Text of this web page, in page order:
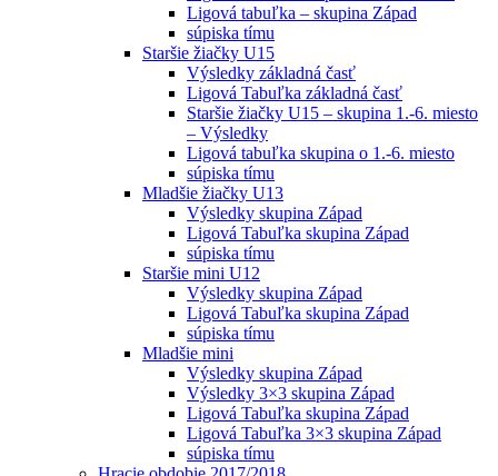
Ligová tabuľka – skupina Západ
súpiska tímu
Staršie žiačky U15
Výsledky základná časť
Ligová Tabuľka základná časť
Staršie žiačky U15 – skupina 1.-6. miesto
– Výsledky
Ligová tabuľka skupina o 1.-6. miesto
súpiska tímu
Mladšie žiačky U13
Výsledky skupina Západ
Ligová Tabuľka skupina Západ
súpiska tímu
Staršie mini U12
Výsledky skupina Západ
Ligová Tabuľka skupina Západ
súpiska tímu
Mladšie mini
Výsledky skupina Západ
Výsledky 3×3 skupina Západ
Ligová Tabuľka skupina Západ
Ligová Tabuľka 3×3 skupina Západ
súpiska tímu